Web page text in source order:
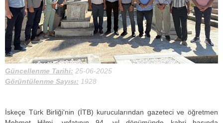
Güncellenme Tarihi: 25-06-2025
Görüntülenme Sayısı: 1928
İskeçe Türk Birliği'nin (İTB) kurucularından gazeteci ve öğretmen